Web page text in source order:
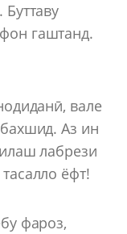
гаштанд.
вале
Аз ин
лабрези
ёфт!
фароз,